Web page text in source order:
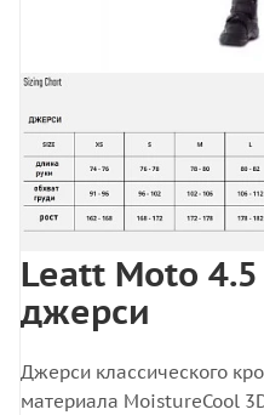
Leatt Moto
джерси
Джерси классического
материала MoistureCool